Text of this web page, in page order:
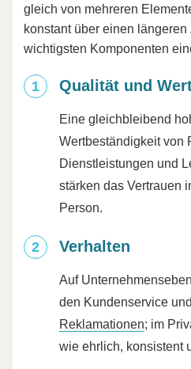
gleich von mehreren
konstant über einen längeren
wichtigsten Komponenten
Qualität und
Eine gleichbleibend
Wertbeständigkeit von
Dienstleistungen und
stärken das Vertrauen
Person.
Verhalten
Auf
den Kundenservice
Reklamationen; im
wie ehrlich, konsistent